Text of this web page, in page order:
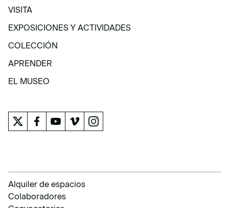
VISITA
VISITA
EXPOSICIONES Y ACTIVIDADES
EXPOSICIONES Y ACTIVIDADES
COLECCIÓN
COLECCIÓN
APRENDER
APRENDER
EL MUSEO
Alquiler de espacios
Colaboradores